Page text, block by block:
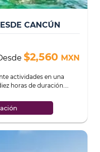
CANCÚN
$2,560 MXN
actividades en una
horas de duración.